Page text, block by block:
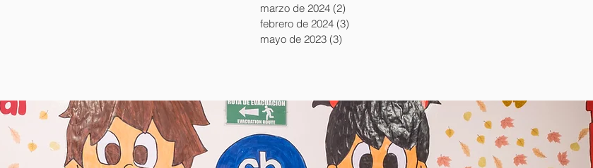
marzo de 2024 (2)
febrero de 2024 (3)
mayo de 2023 (3)